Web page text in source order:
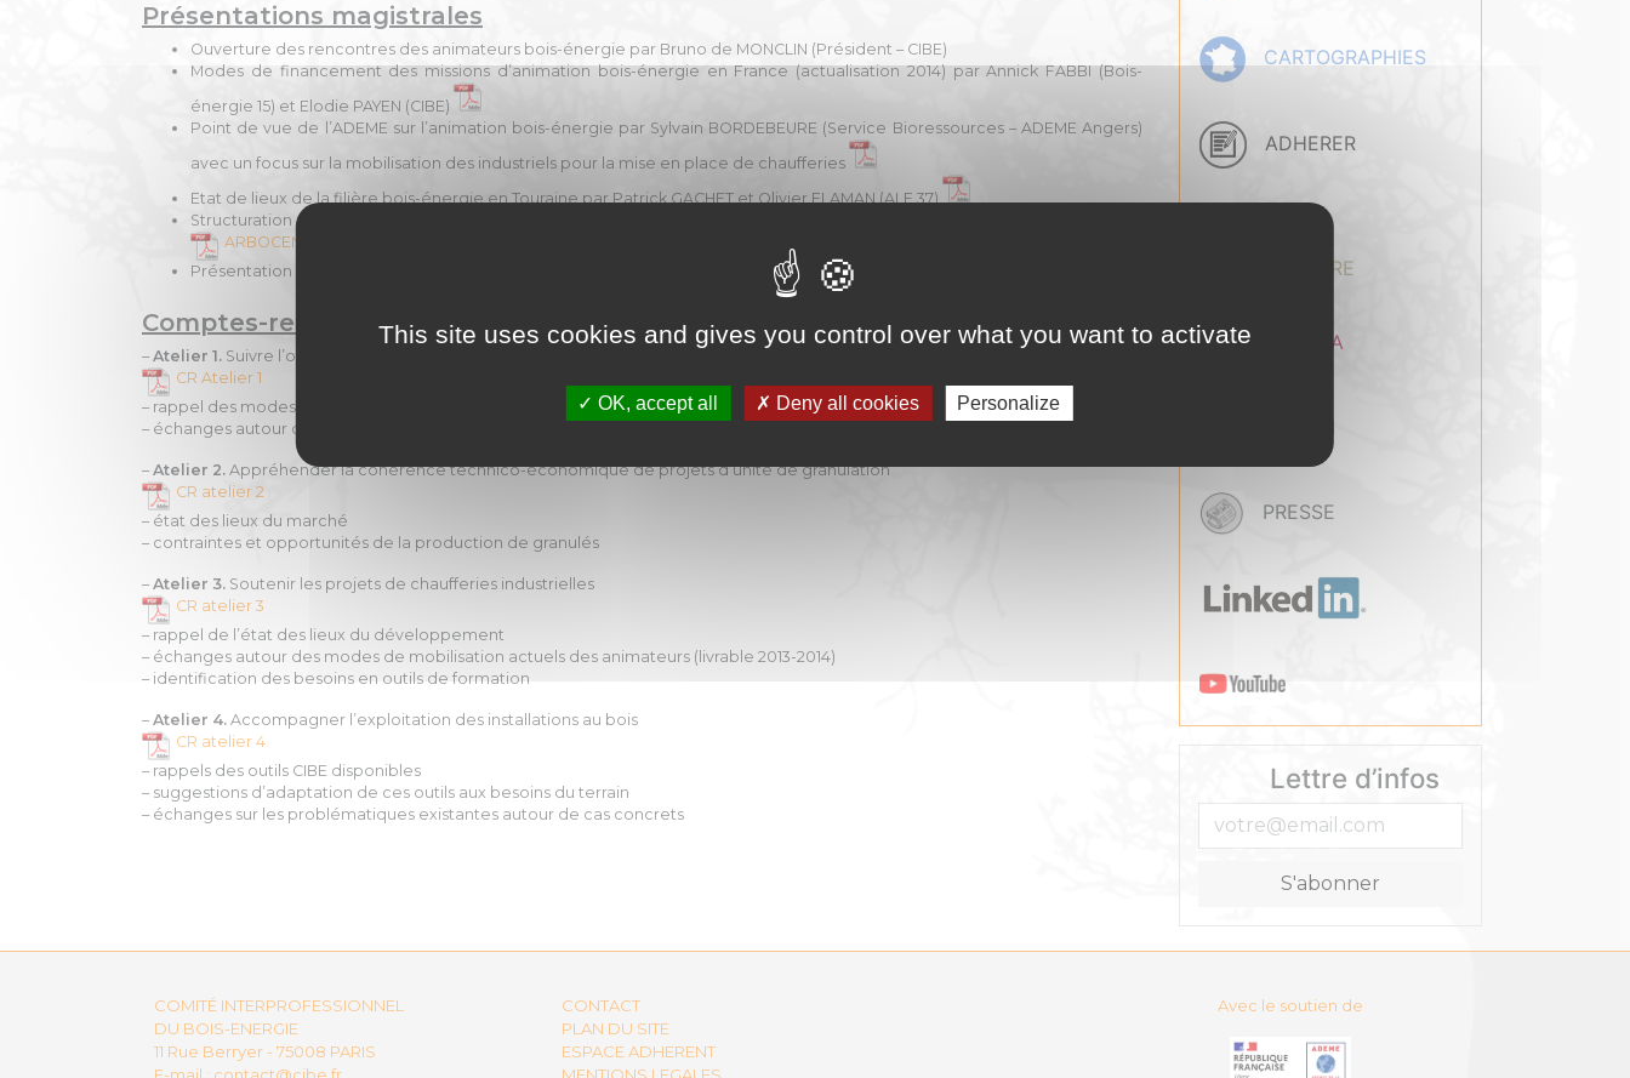
Présentations magistrales
Ouverture des rencontres des animateurs bois-énergie par Bruno de MONCLIN (Président – CIBE)
Modes de financement des missions d’animation bois-énergie en France (actualisation 2014) par Annick FABBI (Bois-
énergie 15) et Elodie PAYEN (CIBE)
Point de vue de l’ADEME sur l’animation bois-énergie par Sylvain BORDEBEURE (Service Bioressources – ADEME Angers)
avec un focus sur la mobilisation des industriels pour la mise en place de chaufferies
Etat de lieux de la filière bois-énergie en Touraine par Patrick GACHET et Olivier FLAMAN (ALE 37)
Structuration de l’animation bois-énergie en région Centre par Pierre-Louis CAZAUX (ADEME) et par ARBOCENTRE
ARBOCENTRE
Présentation de l’animation BE en Guyane française par Hervé MOINECOURT (OREADE BRECHE)
Comptes-rendus des ateliers :
– Atelier 1. Suivre l’offre et la demande locales en combustibles
CR Atelier 1
– rappel des modes de structuration de l’amont de la filière (livrable 2013-2014)
– échanges autour du suivi et de la mise en cohérence de ces développements
– Atelier 2. Appréhender la cohérence technico-économique de projets d’unité de granulation
CR atelier 2
– état des lieux du marché
– contraintes et opportunités de la production de granulés
– Atelier 3. Soutenir les projets de chaufferies industrielles
CR atelier 3
– rappel de l’état des lieux du développement
– échanges autour des modes de mobilisation actuels des animateurs (livrable 2013-2014)
– identification des besoins en outils de formation
– Atelier 4. Accompagner l’exploitation des installations au bois
CR atelier 4
– rappels des outils CIBE disponibles
– suggestions d’adaptation de ces outils aux besoins du terrain
– échanges sur les problématiques existantes autour de cas concrets
CARTOGRAPHIES
ADHERER
DOCUMENTAIRE
AGENDA
PRESSE
Lettre d’infos
COMITÉ INTERPROFESSIONNEL
DU BOIS-ENERGIE
11 Rue Berryer - 75008 PARIS
CONTACT
PLAN DU SITE
ESPACE ADHERENT
Avec le soutien de
This site uses cookies and gives you control over what you want to activate
OK, accept all Deny all cookies Personalize